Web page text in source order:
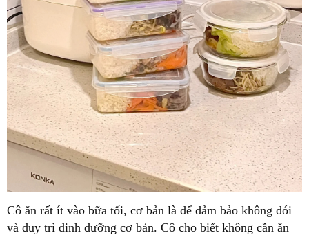
Cô ăn rất ít vào bữa tối, cơ bản là để đảm bảo không đói
và duy trì dinh dưỡng cơ bản. Cô cho biết không cần ăn